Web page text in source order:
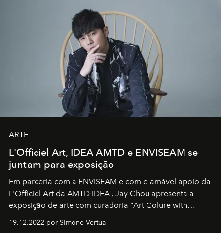
ARTE
L'Officiel Art, IDEA AMTD e ENVISEAM se
juntam para exposição
Em parceria com a ENVISEAM e com o amável apoio da
L'Officiel Art da AMTD IDEA , Jay Chou apresenta a
exposição de arte com curadoria "Art Colure with
19.12.2022 por SImone Vertua